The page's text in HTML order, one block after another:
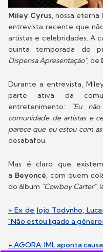
Miley Cyrus, nossa eterna
entrevista recente que
artistas e celebridades. A
quinta temporada do
Dispensa Apresentação", de
Durante a entrevista,
parte ativa da
entretenimento:
"Eu
comunidade de artistas e
parece que eu estou com
desabafou.
Mas é claro que
a Beyoncé, com quem
do álbum "Cowboy Carter",
+ Ex de Jojo Todynho,
"Não estou ligado a
+ AGORA: IML aponta